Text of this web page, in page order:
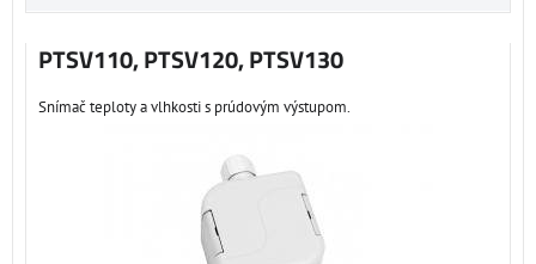
PTSV110, PTSV120, PTSV130
Snímač teploty a vlhkosti s prúdovým výstupom.